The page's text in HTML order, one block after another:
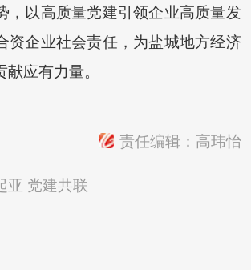
，以高质量党建引领企业高质量发
资企业社会责任，为盐城地方经济
应有力量。
责任编辑：高玮怡
亚 党建共联